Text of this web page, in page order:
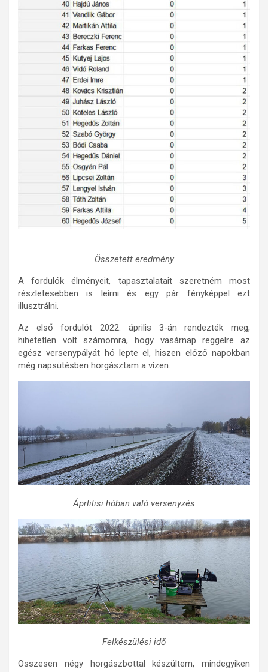
Összetett eredmény
A fordulók élményeit, tapasztalatait szeretném most
részletesebben is leírni és egy pár fényképpel ezt
illusztrálni.
Az első fordulót 2022. április 3-án rendezték meg,
hihetetlen volt számomra, hogy vasárnap reggelre az
egész versenypályát hó lepte el, hiszen előző napokban
még napsütésben horgásztam a vízen.
Áprlilisi hóban való versenyzés
Felkészülési idő
Összesen négy horgászbottal készültem, mindegyiken